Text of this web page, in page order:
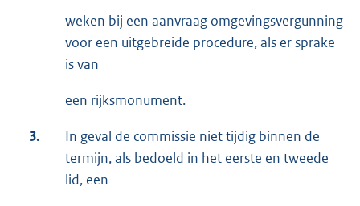
weken bij een aanvraag omgevingsvergunning
voor een uitgebreide procedure, als er sprake
is van
een rijksmonument.
3.
In geval de commissie niet tijdig binnen de
termijn, als bedoeld in het eerste en tweede
lid, een